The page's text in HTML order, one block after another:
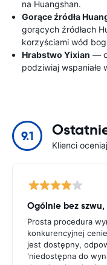
na Huangshan.
Gorące źródła
gorących źródłach
korzyściami wód
Hrabstwo Yixian —
podziwiaj wspaniałe
9.1
Klienci
Ogólnie bez
Prosta procedura
konkurencyjnej
jest dostępny,
'niedostępna do